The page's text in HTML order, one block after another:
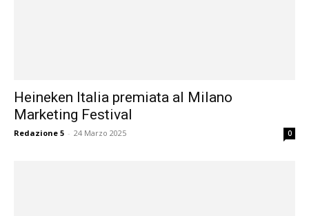
Heineken Italia premiata al Milano
Marketing Festival
Redazione 5 - 24 Marzo 2025 0